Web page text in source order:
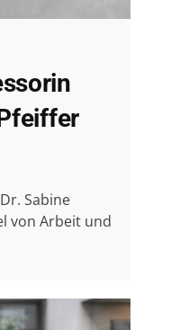
Sabine
von Arbeit und